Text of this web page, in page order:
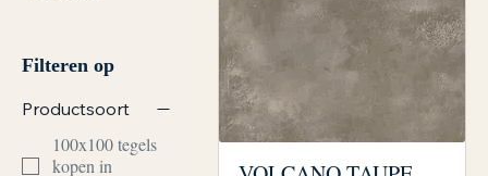
Filteren op
Productsoort
100x100 tegels
kopen in